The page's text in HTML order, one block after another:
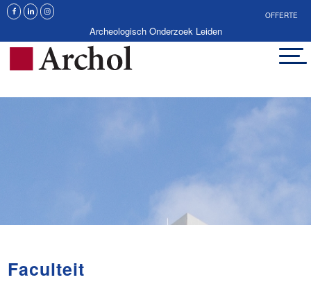
OFFERTE
Archeologisch Onderzoek Leiden
Faculteit